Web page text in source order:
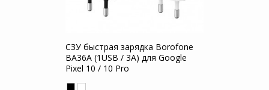
СЗУ быстрая зарядка Borofone
BA36A (1USB / 3A) для Google
Pixel 10 / 10 Pro